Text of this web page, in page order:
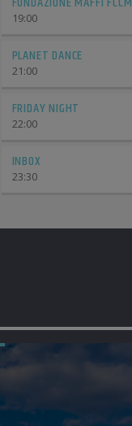
19:00
PLANET DANCE
21:00
FRIDAY NIGHT
22:00
INBOX
23:30